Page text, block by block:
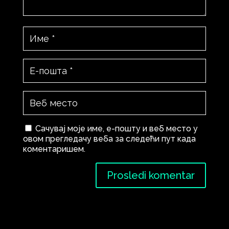
Сачувај моје име, е-пошту и веб место у
овом прегледачу веба за следећи пут када
коментаришем.